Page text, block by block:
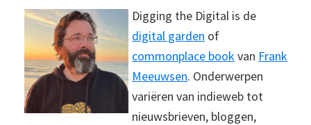
Digging the Digital is de
digital garden of
commonplace bookvan Frank
Meeuwsen. Onderwerpen
variëren van indieweb tot
nieuwsbrieven, bloggen,